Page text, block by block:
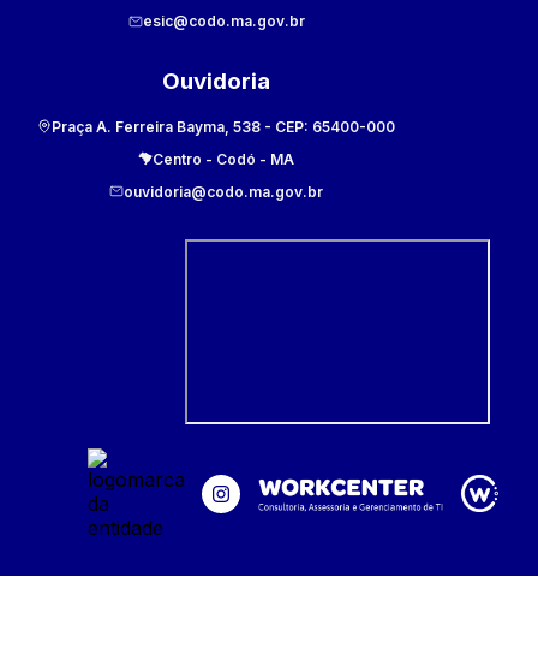
esic@codo.ma.gov.br
Ouvidoria
Praça A. Ferreira Bayma, 538 - CEP: 65400-000
Centro - Codó - MA
ouvidoria@codo.ma.gov.br